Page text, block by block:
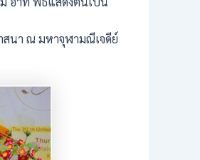
สนา ณ มหาจุฬามณีเจดีย์